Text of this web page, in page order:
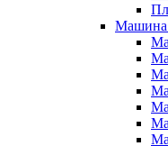
Машина